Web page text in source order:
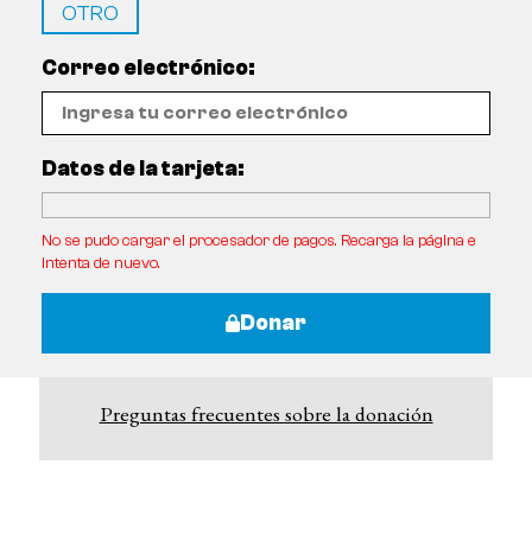
OTRO
Correo electrónico:
Datos de la tarjeta:
No se pudo cargar el procesador de pagos. Recarga la página e
intenta de nuevo.
Donar
Preguntas frecuentes sobre la donación